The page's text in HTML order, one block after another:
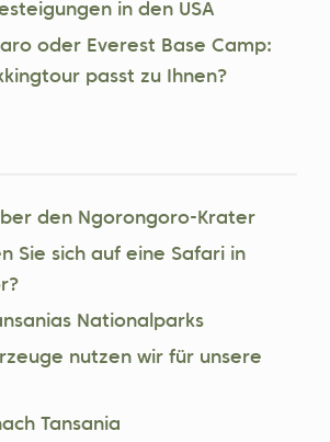
in den USA
oder Everest Base Camp:
passt zu Ihnen?
den Ngorongoro-Krater
Sie sich auf eine Safari in
Nationalparks
nutzen wir für unsere
Tansania